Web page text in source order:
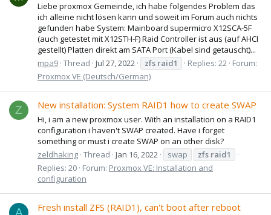
Liebe proxmox Gemeinde, ich habe folgendes Problem das
ich alleine nicht lösen kann und soweit im Forum auch nichts
gefunden habe System: Mainboard supermicro X12SCA-5F
(auch getestet mit X12STH-F) Raid Controller ist aus (auf AHCI
gestellt) Platten direkt am SATA Port (Kabel sind getauscht)...
mpa9 Thread Jul 27, 2022 zfs raid1 Replies: 22 Forum:
Proxmox VE (Deutsch/German)
Z New installation: System RAID1 how to create SWAP
Hi, i am a new proxmox user. With an installation on a RAID1
configuration i haven't SWAP created. Have i forget
something or must i create SWAP on an other disk?
zeldhaking Thread Jan 16, 2022 swap zfs raid1
Replies: 20 Forum: Proxmox VE: Installation and
configuration
Fresh install ZFS (RAID1), can't boot after reboot